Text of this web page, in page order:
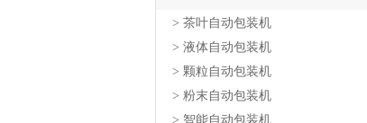
> 茶叶自动包装机
> 液体自动包装机
> 颗粒自动包装机
> 粉末自动包装机
> 智能自动包装机